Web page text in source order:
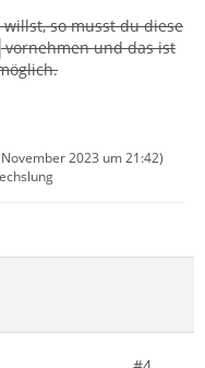
so musst du diese
vornehmen und das ist
2023 um 21:42)